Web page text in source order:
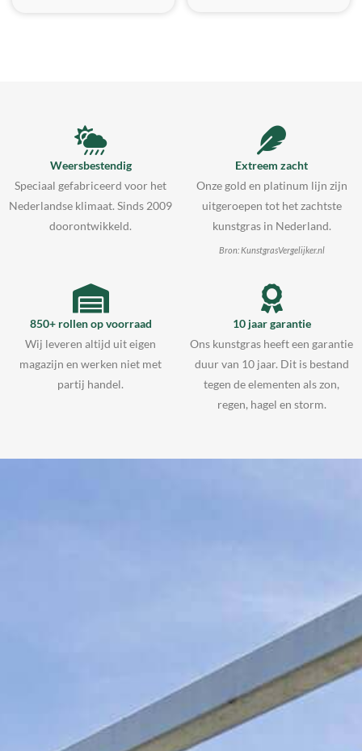
Weersbestendig
Speciaal gefabriceerd voor het
Nederlandse klimaat. Sinds 2009
doorontwikkeld.
Extreem zacht
Onze gold en platinum lijn zijn
uitgeroepen tot het zachtste
kunstgras in Nederland.
Bron: KunstgrasVergelijker.nl
850+ rollen op voorraad
Wij leveren altijd uit eigen
magazijn en werken niet met
partij handel.
10 jaar garantie
Ons kunstgras heeft een garantie
duur van 10 jaar. Dit is bestand
tegen de elementen als zon,
regen, hagel en storm.